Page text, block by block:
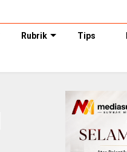
Rubrik Tips